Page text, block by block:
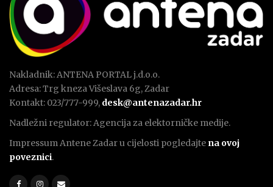
Nakladnik: ANTENA PORTAL j.d.o.o.
Adresa: Trg kneza Višeslava 6g, Zadar
Kontakt: 023/777-999, desk@antenazadar.hr
Nadležni regulator: Agencija za elektorničke medije.
Impressum Antene Zadar u cijelosti pogledajte na ovoj
poveznici.